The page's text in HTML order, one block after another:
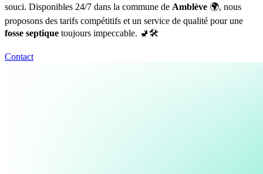
souci. Disponibles 24/7 dans la commune de Amblève 🌍, nous
proposons des tarifs compétitifs et un service de qualité pour une
fosse septique toujours impeccable. 🚽🛠️
Contact